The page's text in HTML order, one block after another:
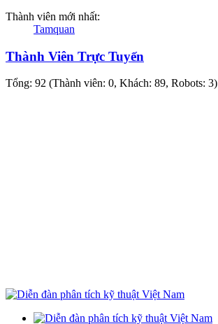
Thành viên mới nhất:
Tamquan
Thành Viên Trực Tuyến
Tổng: 92 (Thành viên: 0, Khách: 89, Robots: 3)